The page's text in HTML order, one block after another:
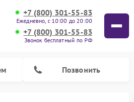
+7 (800) 301-55-83
Ежедневно, с 10:00 до 20:00
+7 (800) 301-55-83
Звонок бесплатный по РФ
Позвонить